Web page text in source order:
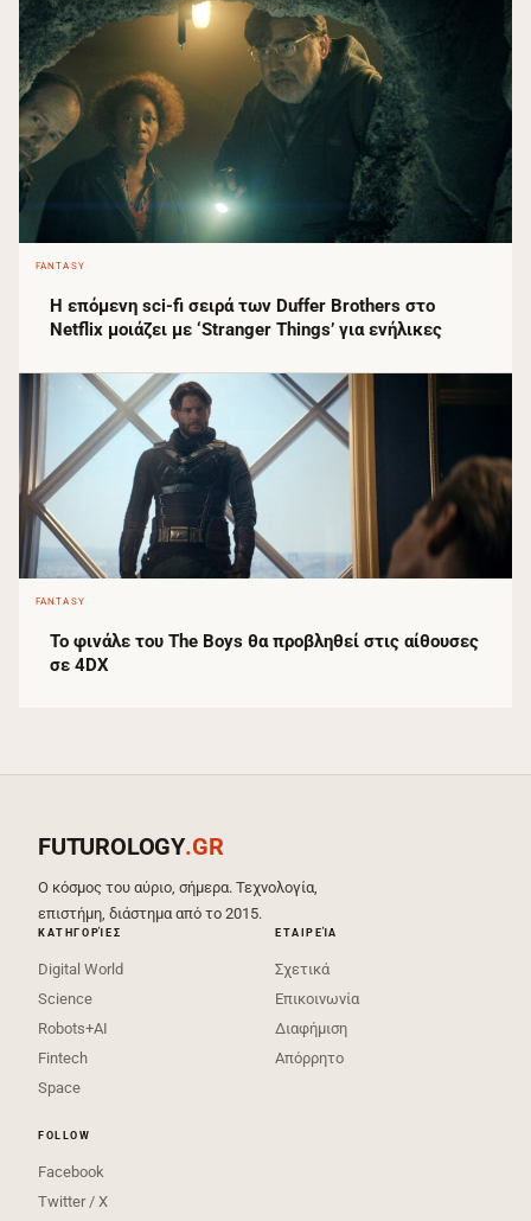
FANTASY
Η επόμενη sci-fi σειρά των Duffer Brothers στο
Netflix μοιάζει με ‘Stranger Things’ για ενήλικες
FANTASY
Το φινάλε του The Boys θα προβληθεί στις αίθουσες
σε 4DX
FUTUROLOGY.GR
Ο κόσμος του αύριο, σήμερα. Τεχνολογία,
επιστήμη, διάστημα από το 2015.
ΚΑΤΗΓΟΡΊΕΣ
Digital World
Science
Robots+AI
Fintech
Space
ΕΤΑΙΡΕΊΑ
Σχετικά
Επικοινωνία
Διαφήμιση
Απόρρητο
FOLLOW
Facebook
Twitter / X